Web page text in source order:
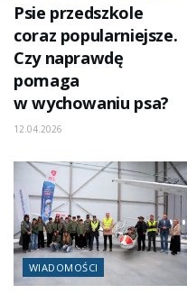
Psie przedszkole
coraz popularniejsze.
Czy naprawdę
pomaga
w wychowaniu psa?
12.04.2026
WIADOMOŚCI